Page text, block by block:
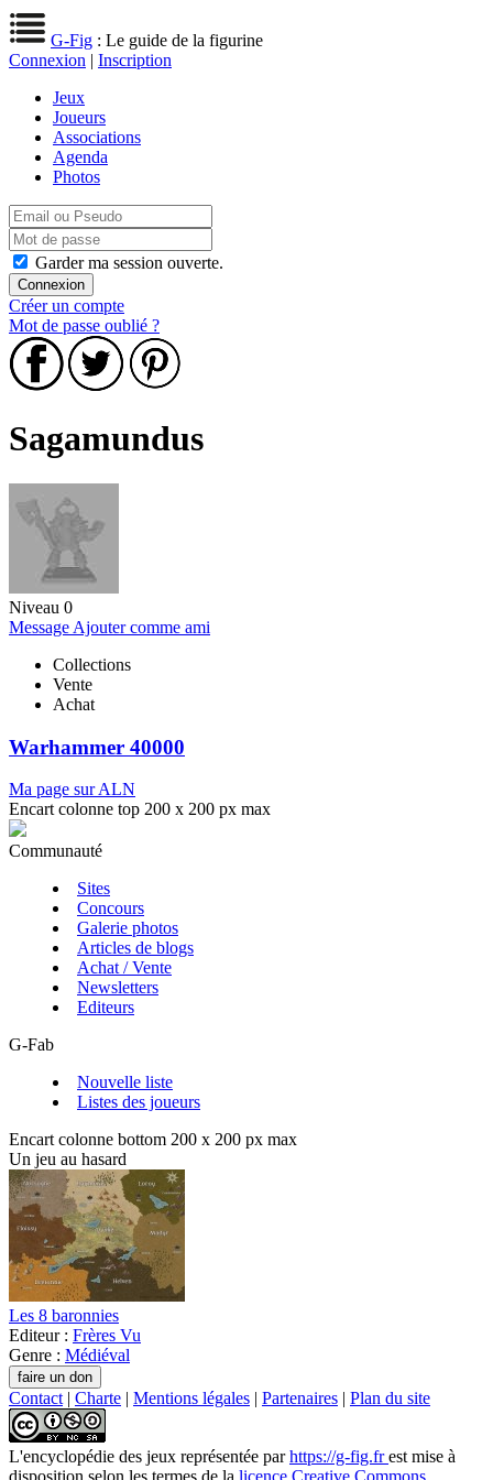
G-Fig : Le guide de la figurine
Connexion | Inscription
Jeux
Joueurs
Associations
Agenda
Photos
Garder ma session ouverte.
Créer un compte
Mot de passe oublié ?
Sagamundus
Niveau 0
Message Ajouter comme ami
Collections
Vente
Achat
Warhammer 40000
Ma page sur ALN
Encart colonne top 200 x 200 px max
Communauté
Sites
Concours
Galerie photos
Articles de blogs
Achat / Vente
Newsletters
Editeurs
G-Fab
Nouvelle liste
Listes des joueurs
Encart colonne bottom 200 x 200 px max
Un jeu au hasard
Les 8 baronnies
Editeur : Frères Vu
Genre : Médiéval
Contact | Charte | Mentions légales | Partenaires | Plan du site
L'encyclopédie des jeux représentée parhttps://g-fig.frest mise à